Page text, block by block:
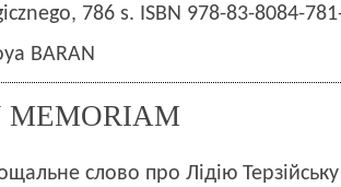
786 s. ISBN 978-83-8084-
BARAN
MEMORIAM
слово про Лідію